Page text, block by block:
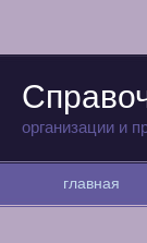
организации и
главная